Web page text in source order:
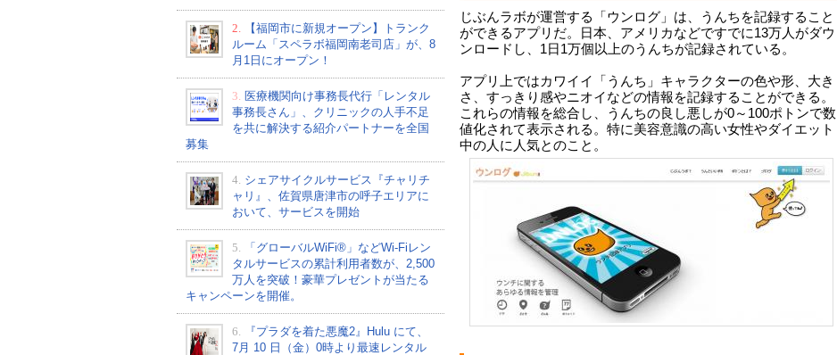
2.
【福岡市に新規オープン】トランク
ルーム「スペラボ福岡南老司店」が、8
月1日にオープン！
3. 医療機関向け事務長代行「レンタル
事務長さん」、クリニックの人手不足
を共に解決する紹介パートナーを全国
募集
4. シェアサイクルサービス『チャリチ
ャリ』、佐賀県唐津市の呼子エリアに
おいて、サービスを開始
5.
「グローバルWiFi®」などWi-Fiレン
タルサービスの累計利用者数が、2,500
万人を突破！豪華プレゼントが当たる
キャンペーンを開催。
6.
『プラダを着た悪魔2』Hulu にて、
7⽉ 10 ⽇（金）0時より最速レンタル
じぶんラボが運営する「ウンログ」は、うんちを記録すること
ができるアプリだ。日本、アメリカなどですでに13万人がダウ
ンロードし、1日1万個以上のうんちが記録されている。
アプリ上ではカワイイ「うんち」キャラクターの色や形、大き
さ、すっきり感やニオイなどの情報を記録することができる。
これらの情報を総合し、うんちの良し悪しが0～100ポトンで数
値化されて表示される。特に美容意識の高い女性やダイエット
中の人に人気とのこと。